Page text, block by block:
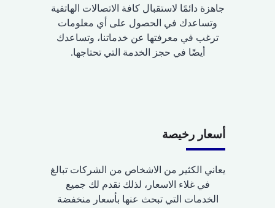
جاهزة دائمًا لاستقبال كافة الاتصالات الهاتفية
وتساعدك في الحصول على أي معلومات
ترغب في معرفتها عن خدماتنا، وتساعدك
أيضًا في حجز الخدمة التي تحتاجها.
أسعار رخيصة
يعاني الكثير من الاشخاص من الشركات تبالغ
في غلاء الاسعار، لذلك نقدم لك جميع
الخدمات التي تبحث عنها بأسعار منخفضة